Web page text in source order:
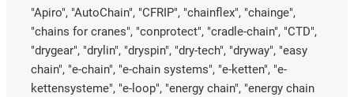
"Apiro", "AutoChain", "CFRIP", "chainflex", "chainge",
"chains for cranes", "conprotect", "cradle-chain", "CTD",
"drygear", "drylin", "dryspin", "dry-tech", "dryway", "easy
chain", "e-chain", "e-chain systems", "e-ketten", "e-
kettensysteme", "e-loop", "energy chain", "energy chain